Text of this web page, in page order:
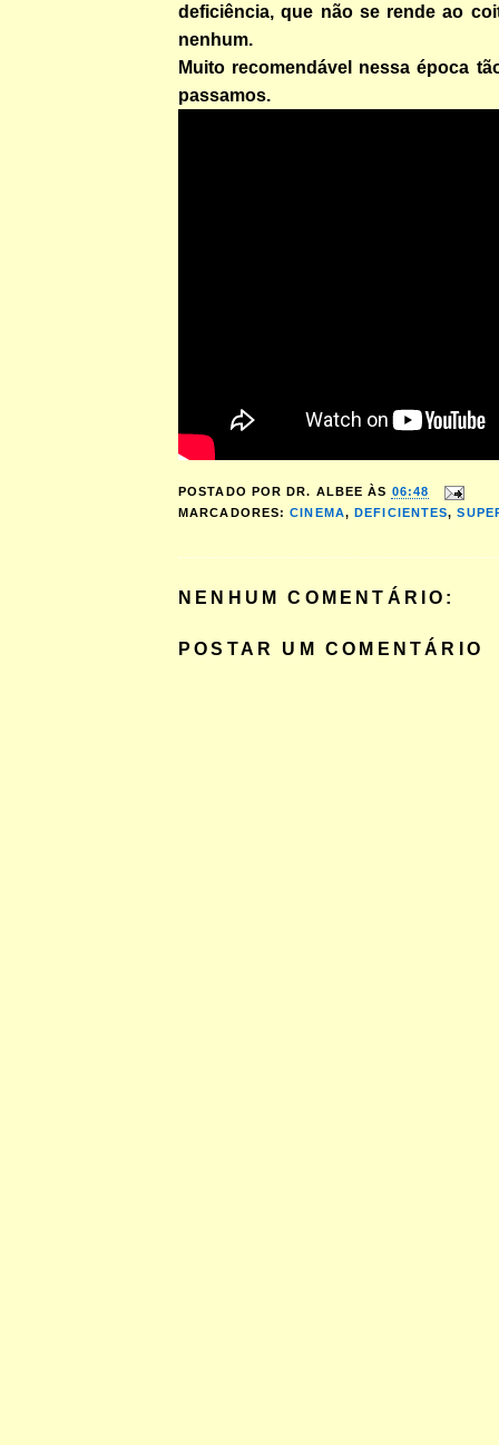
deficiência, que não se rende ao
nenhum.
Muito recomendável nessa época
passamos.
POSTADO POR DR. ALBEE ÀS 06:48
MARCADORES:CINEMA,DEFICIENTES,
NENHUM COMENTÁRIO:
POSTAR UM COMENTÁRIO